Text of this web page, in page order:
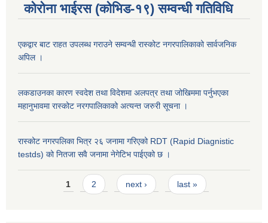
कोरोना भाईरस (कोभिड-१९) सम्वन्धी गतिविधि
एकद्वार बाट राहत उपलब्ध गराउने सम्वन्धी रास्कोट नगरपालिकाको सार्वजनिक
अपिल ।
लकडाउनका कारण स्वदेश तथा विदेशमा अलपत्र तथा जोखिममा पर्नुभएका
महानुभावमा रास्कोट नरगपालिकाको अत्यन्त जरुरी सूचना ।
रास्कोट नगरपलिका भित्र २६ जनामा गरिएको RDT (Rapid Diagnistic
testds) को नितजा सवै जनामा नेगेटिभ पाईएको छ ।
Pages1 2 next › last »